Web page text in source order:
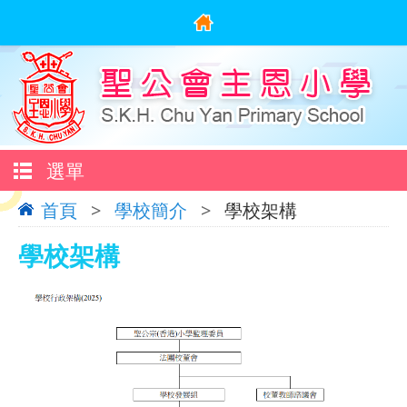
選單
首頁 > 學校簡介 > 學校架構
學校架構